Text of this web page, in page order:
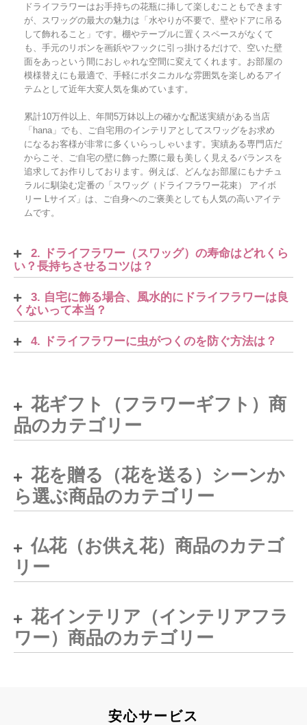
ドライフラワーはお手持ちの花瓶に挿して楽しむこともできます
が、スワッグの最大の魅力は「水やりが不要で、壁やドアに吊る
して飾れること」です。棚やテーブルに置くスペースがなくて
も、手元のリボンを画鋲やフックに引っ掛けるだけで、空いた壁
面をあっという間におしゃれな空間に変えてくれます。お部屋の
模様替えにも最適で、手軽にボタニカルな雰囲気を楽しめるアイ
テムとして近年大変人気を集めています。
累計10万件以上、年間5万鉢以上の確かな配送実績がある当店
「hana」でも、ご自宅用のインテリアとしてスワッグをお求め
になるお客様が非常に多くいらっしゃいます。実績ある専門店だ
からこそ、ご自宅の壁に飾った際に最も美しく見えるバランスを
追求してお作りしております。例えば、どんなお部屋にもナチュ
ラルに馴染む定番の「スワッグ（ドライフラワー花束） アイボ
リー Lサイズ」は、ご自身へのご褒美としても人気の高いアイテ
ムです。
2. ドライフラワー（スワッグ）の寿命はどれくら
い？長持ちさせるコツは？
3. 自宅に飾る場合、風水的にドライフラワーは良
くないって本当？
4. ドライフラワーに虫がつくのを防ぐ方法は？
花ギフト（フラワーギフト）商
品のカテゴリー
花を贈る（花を送る）シーンか
ら選ぶ商品のカテゴリー
仏花（お供え花）商品のカテゴ
リー
花インテリア（インテリアフラ
ワー）商品のカテゴリー
安心サービス